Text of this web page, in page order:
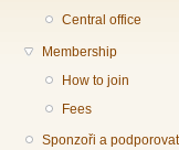
Central office
Membership
How to join
Fees
Sponzoři a